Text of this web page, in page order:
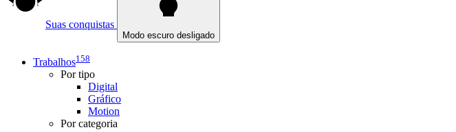
Suas conquistas
Modo escuro desligado
Trabalhos158
Por tipo
Digital
Gráfico
Motion
Por categoria